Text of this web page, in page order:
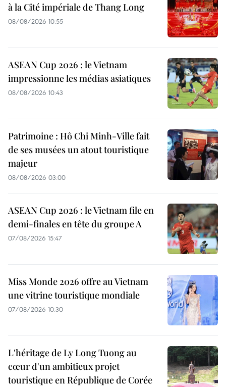
à la Cité impériale de Thang Long
08/08/2026 10:55
ASEAN Cup 2026 : le Vietnam
impressionne les médias asiatiques
08/08/2026 10:43
Patrimoine : Hô Chi Minh-Ville fait
de ses musées un atout touristique
majeur
08/08/2026 03:00
ASEAN Cup 2026 : le Vietnam file en
demi-finales en tête du groupe A
07/08/2026 15:47
Miss Monde 2026 offre au Vietnam
une vitrine touristique mondiale
07/08/2026 10:30
L'héritage de Ly Long Tuong au
cœur d'un ambitieux projet
touristique en République de Corée